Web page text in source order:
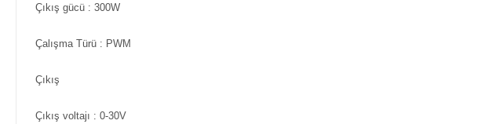
Çıkış gücü : 300W
Çalışma Türü : PWM
Çıkış
Çıkış voltajı : 0-30V